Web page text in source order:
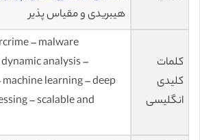
هیبریدی و مقیاس پذیر
کلمات
کلیدی
انگلیسی
– malware
analysis –
learning – deep
– scalable and